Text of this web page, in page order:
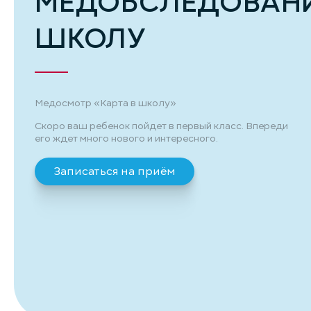
ШКОЛУ
Медосмотр «Карта в школу»
Скоро ваш ребенок пойдет в первый класс. Впереди
его ждет много нового и интересного.
Записаться на приём